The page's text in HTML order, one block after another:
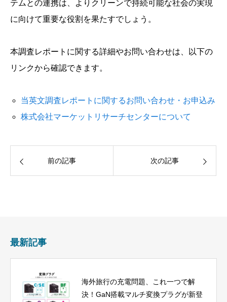
テムとの連携は、よりクリーンで持続可能な社会の実現
に向けて重要な役割を果たすでしょう。
本調査レポートに関する詳細やお問い合わせは、以下の
リンクから確認できます。
当英文調査レポートに関するお問い合わせ・お申込み
株式会社マーケットリサーチセンターについて
前の記事 次の記事
最新記事
海外旅行の充電問題、これ一つで解
決！GaN搭載マルチ変換プラグが新登